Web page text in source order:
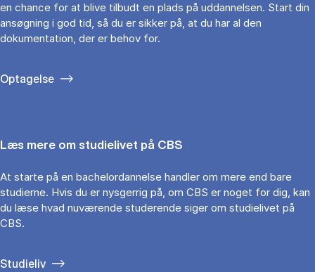
en chance for at blive tilbudt en plads på uddannelsen. Start din
ansøgning i god tid, så du er sikker på, at du har al den
dokumentation, der er behov for.
Optagelse
Læs mere om studielivet på CBS
At starte på en bachelordannelse handler om mere end bare
studierne. Hvis du er nysgerrig på, om CBS er noget for dig, kan
du læse hvad nuværende studerende siger om studielivet på
CBS.
Studieliv